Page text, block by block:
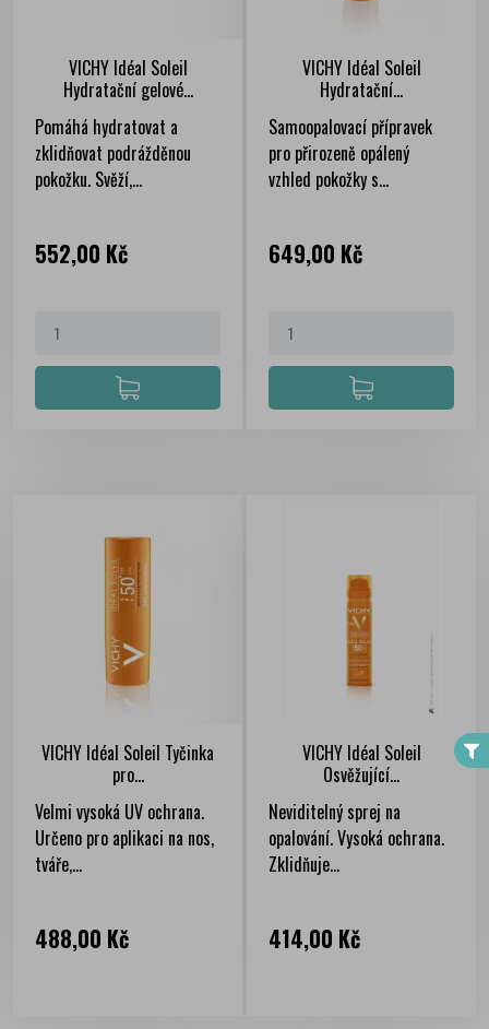
VICHY Idéal Soleil
Hydratační gelové...
Pomáhá hydratovat a
zklidňovat podrážděnou
pokožku. Svěží,...
Cena
552,00 Kč
VICHY Idéal Soleil
Hydratační...
Samoopalovací přípravek
pro přirozeně opálený
vzhled pokožky s...
Cena
649,00 Kč
VICHY Idéal Soleil Tyčinka
pro...
Velmi vysoká UV ochrana.
Určeno pro aplikaci na nos,
tváře,...
Cena
488,00 Kč
VICHY Idéal Soleil
Osvěžující...
Neviditelný sprej na
opalování. Vysoká ochrana.
Zklidňuje...
Cena
414,00 Kč